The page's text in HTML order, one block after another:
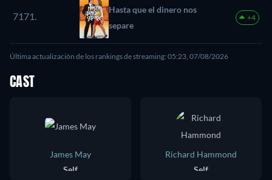
7171.
Hasta que el dinero nos
separe
+4
Última actualización de los rankings de streaming: 05:23, 07/08/2026
CAST
James May
Self
Richard Hammond
Self